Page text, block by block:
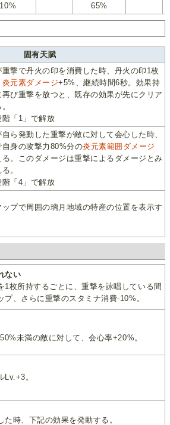
65%
固有天賦
重撃で丹火の印を消費した時、丹火の印1枚
炎元素ダメージ+5%、継続時間6秒。効果持
再び重撃を放つと、既存の効果が先にクリア
階「1」で解放
ら発動した重撃が敵に対して会心した時、
自身の攻撃力80%分の炎元素範囲ダメージ
る。このダメージは重撃によるダメージとみ
。
階「4」で解放
ップで周囲の璃月地域の特産の位置を表示す
ない
1枚所持するごとに、重撃を詠唱している間
プ、さらに重撃のスタミナ消費-10%。
未満の敵に対して、会心率+20%。
Lv.+3。
た時、下記の効果を発動する。